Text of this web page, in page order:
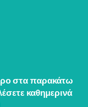
στα παρακάτω
καθημερινά